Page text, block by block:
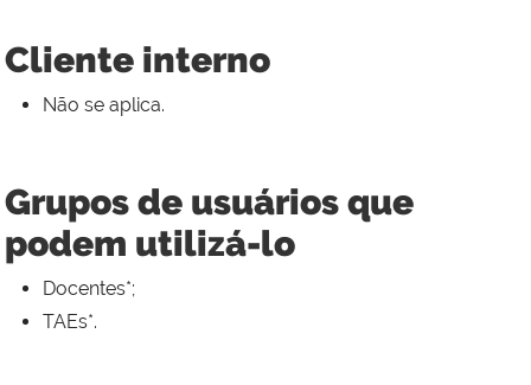
Cliente interno
Não se aplica.
Grupos de usuários que
podem utilizá-lo
Docentes*;
TAEs*.